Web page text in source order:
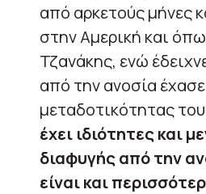
από αρκετούς μήνες
στην Αμερική και
Τζανάκης, ενώ
από την ανοσία
μεταδοτικότητας
έχει ιδιότητες και
διαφυγής από την
είναι και